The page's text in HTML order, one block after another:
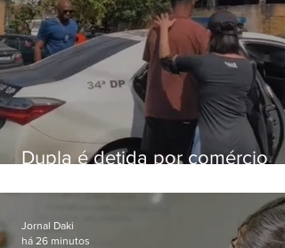
Dupla é detida por comércio
Bangu
Jornal Daki
há 26 minutos